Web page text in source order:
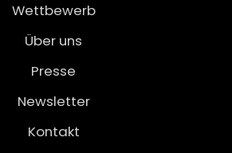
Wettbewerb
Über uns
Presse
Newsletter
Kontakt